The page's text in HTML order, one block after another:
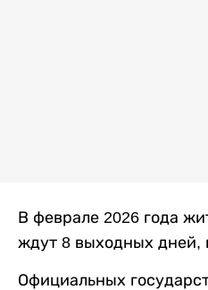
В феврале 2026 года
ждут 8 выходных дней,
Официальных